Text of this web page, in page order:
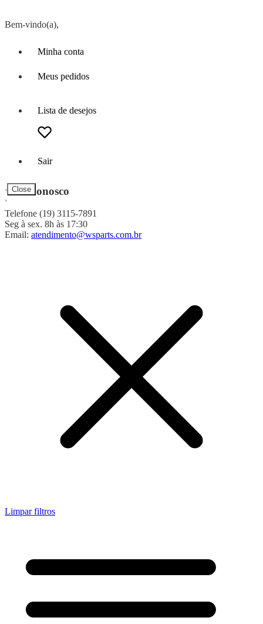
Bem-vindo(a),
Minha conta
Meus pedidos
Lista de desejos
Sair
Close
Fale Conosco
Telefone (19) 3115-7891
Seg à sex. 8h às 17:30
Email: atendimento@wsparts.com.br
Limpar filtros